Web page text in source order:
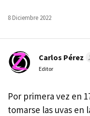
8 Diciembre 2022
Carlos Pérez
Editor
Por primera vez en
tomarse las uvas en